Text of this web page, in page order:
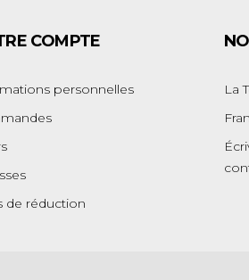
COMPTE
personnelles
de réduction
La